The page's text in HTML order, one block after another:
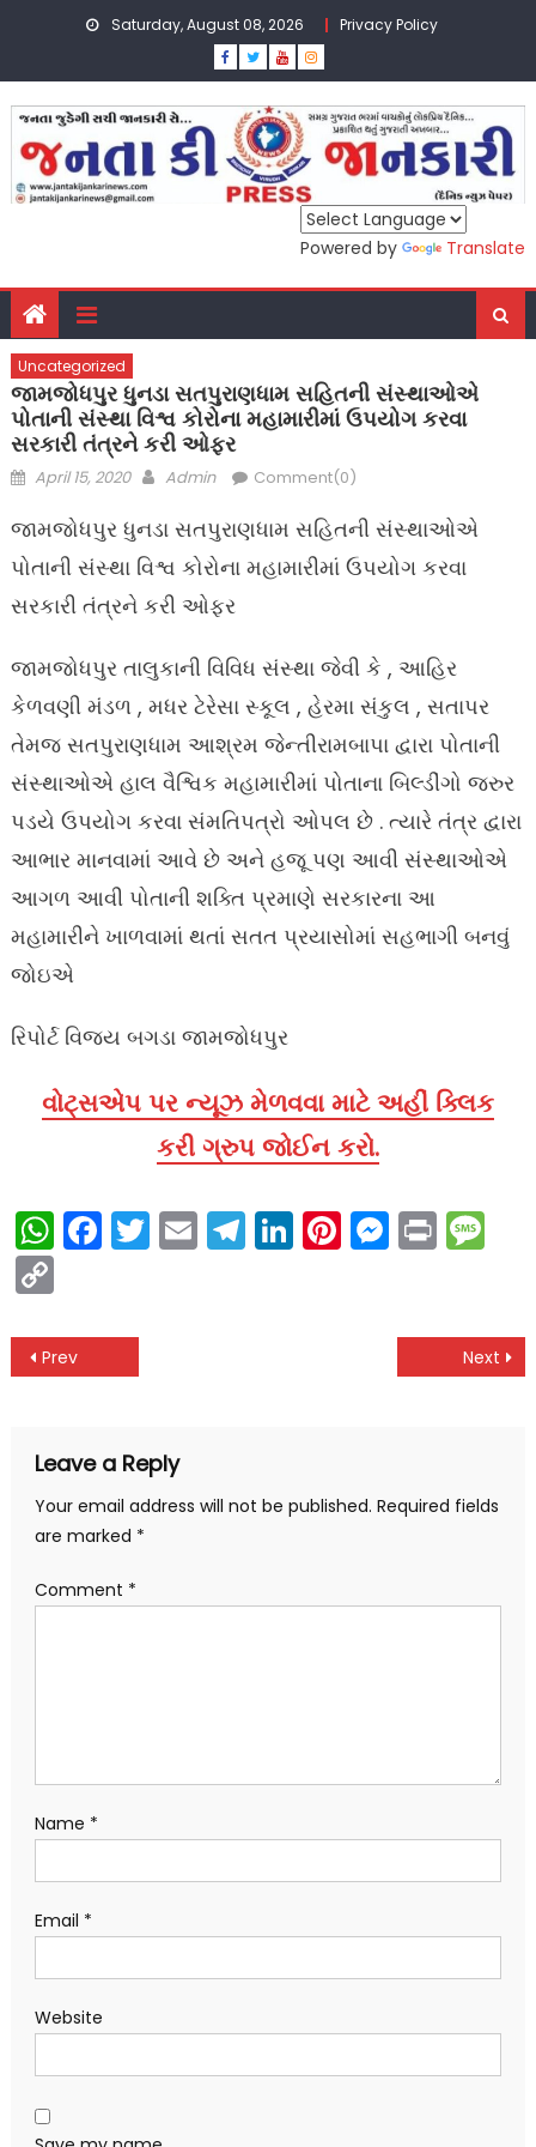
Saturday, August 08, 2026 Privacy Policy
Powered by Translate
Uncategorized
જામજોધપુર ધુનડા સતપુરાણધામ સહિતની સંસ્થાઓએ
પોતાની સંસ્થા વિશ્વ કોરોના મહામારીમાં ઉપયોગ કરવા
સરકારી તંત્રને કરી ઓફર
Posted
April 15, 2020 Author
Admin Comment(0)
જામજોધપુર ધુનડા સતપુરાણધામ સહિતની સંસ્થાઓએ
પોતાની સંસ્થા વિશ્વ કોરોના મહામારીમાં ઉપયોગ કરવા
સરકારી તંત્રને કરી ઓફર
જામજોધપુર તાલુકાની વિવિધ સંસ્થા જેવી કે , આહિર
કેળવણી મંડળ , મધર ટેરેસા સ્કૂલ , હેરમા સંકુલ , સતાપર
તેમજ સતપુરાણધામ આશ્રમ જેન્તીરામબાપા દ્વારા પોતાની
સંસ્થાઓએ હાલ વૈશ્વિક મહામારીમાં પોતાના બિલ્ડીંગો જરુર
પડયે ઉપયોગ કરવા સંમતિપત્રો ઓપલ છે . ત્યારે તંત્ર દ્વારા
આભાર માનવામાં આવે છે અને હજૂ પણ આવી સંસ્થાઓએ
આગળ આવી પોતાની શક્તિ પ્રમાણે સરકારના આ
મહામારીને ખાળવામાં થતાં સતત પ્રયાસોમાં સહભાગી બનવું
જોઇએ
રિપોર્ટ વિજય બગડા જામજોધપુર
વોટ્સએપ પર ન્યૂઝ મેળવવા માટે અહીં ક્લિક
કરી ગ્રુપ જોઈન કરો.
WhatsApp
Facebook
Twitter
EmailTelegram
LinkedIn
Pinterest
Print
Copy
Post
Prev Next
Leave a Reply
Your email address will not be published. Required fields
are marked *
Comment *
Name *
Email *
Website